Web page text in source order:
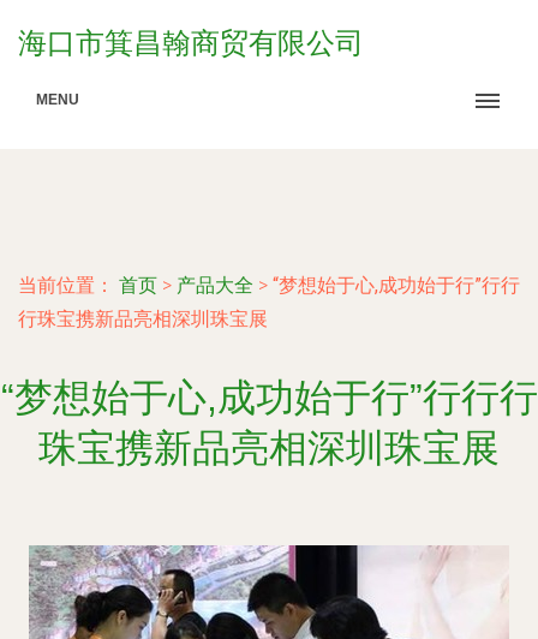
海口市箕昌翰商贸有限公司
MENU
当前位置： 首页 > 产品大全 > “梦想始于心,成功始于行”行行
行珠宝携新品亮相深圳珠宝展
“梦想始于心,成功始于行”行行行
珠宝携新品亮相深圳珠宝展